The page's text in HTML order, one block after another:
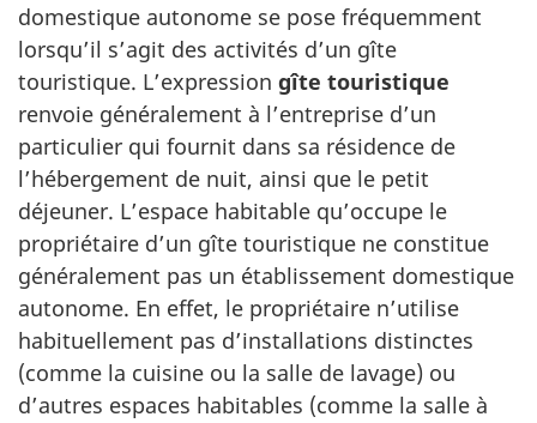
domestique autonome se pose fréquemment
lorsqu’il s’agit des activités d’un gîte
touristique. L’expression gîte touristique
renvoie généralement à l’entreprise d’un
particulier qui fournit dans sa résidence de
l’hébergement de nuit, ainsi que le petit
déjeuner. L’espace habitable qu’occupe le
propriétaire d’un gîte touristique ne constitue
généralement pas un établissement domestique
autonome. En effet, le propriétaire n’utilise
habituellement pas d’installations distinctes
(comme la cuisine ou la salle de lavage) ou
d’autres espaces habitables (comme la salle à